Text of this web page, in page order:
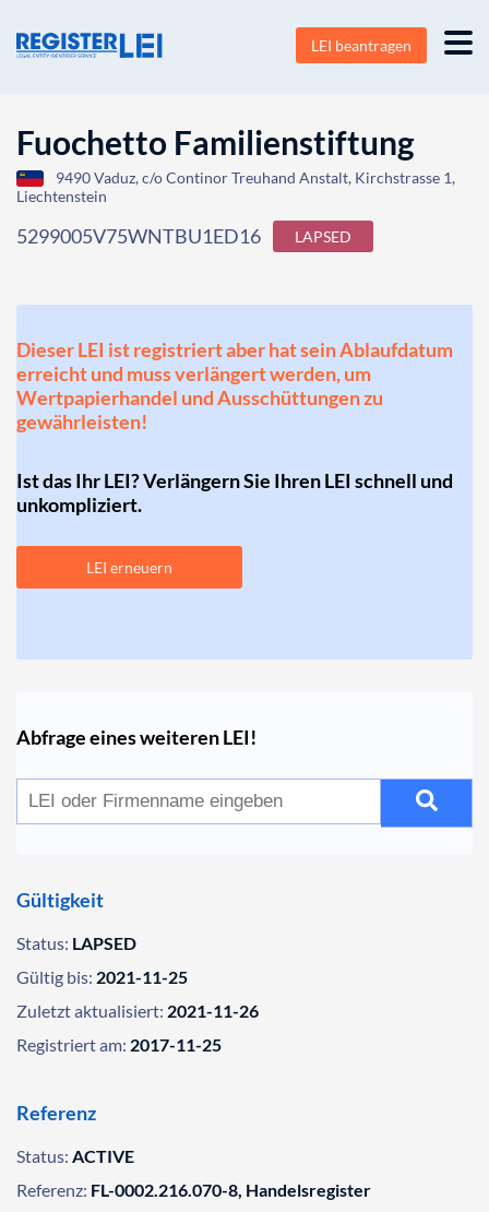
LEI beantragen
Fuochetto Familienstiftung
9490 Vaduz, c/o Continor Treuhand Anstalt, Kirchstrasse 1,
Liechtenstein
5299005V75WNTBU1ED16 LAPSED
Dieser LEI ist registriert aber hat sein Ablaufdatum
erreicht und muss verlängert werden, um
Wertpapierhandel und Ausschüttungen zu
gewährleisten!
Ist das Ihr LEI? Verlängern Sie Ihren LEI schnell und
unkompliziert.
LEI erneuern
Abfrage eines weiteren LEI!
Gültigkeit
Status: LAPSED
Gültig bis: 2021-11-25
Zuletzt aktualisiert: 2021-11-26
Registriert am: 2017-11-25
Referenz
Status: ACTIVE
Referenz: FL-0002.216.070-8, Handelsregister